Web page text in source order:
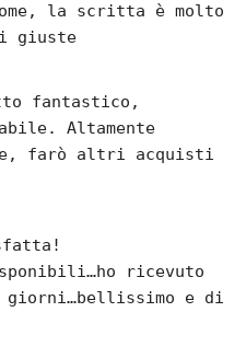
la scritta è molto
giuste
fantastico,
Altamente
farò altri acquisti
ricevuto
e di